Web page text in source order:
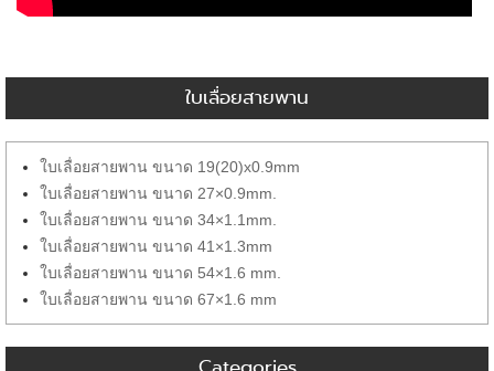
ใบเลื่อยสายพาน
ใบเลื่อยสายพาน ขนาด 19(20)x0.9mm
ใบเลื่อยสายพาน ขนาด 27×0.9mm.
ใบเลื่อยสายพาน ขนาด 34×1.1mm.
ใบเลื่อยสายพาน ขนาด 41×1.3mm
ใบเลื่อยสายพาน ขนาด 54×1.6 mm.
ใบเลื่อยสายพาน ขนาด 67×1.6 mm